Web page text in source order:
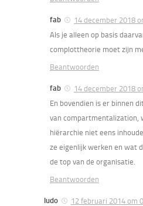
fab
14 december 2018
Als je alleen op basis
complottheorie moet zijn
Beantwoorden
fab
14 december 2018
En bovendien is er binnen
van compartmentalization,
hiërarchie niet eens
ze eigenlijk werken en wat
de top van de organisatie.
Beantwoorden
ludo
12 februari 2014 om